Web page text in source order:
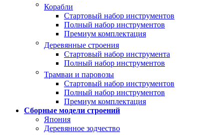
Корабли
Стартовый набор инструментов
Полный набор инструментов
Премиум комплектация
Деревянные строения
Стартовый набор инструмента
Полный набор инструментов
Трамваи и паровозы
Стартовый набор инструментов
Полный набор инструментов
Премиум комплектация
Сборные модели строений
Япония
Деревянное зодчество